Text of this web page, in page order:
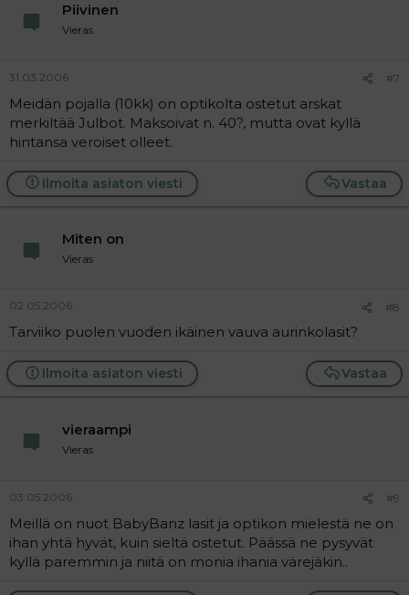
Piivinen
Vieras
31.03.2006 #7
Meidän pojalla (10kk) on optikolta ostetut arskat
merkiltää Julbot. Maksoivat n. 40?, mutta ovat kyllä
hintansa veroiset olleet.
Vastaa
Ilmoita asiaton viesti
Miten on
Vieras
02.05.2006 #8
Tarviiko puolen vuoden ikäinen vauva aurinkolasit?
Vastaa
Ilmoita asiaton viesti
vieraampi
Vieras
03.05.2006 #9
Meillä on nuot BabyBanz lasit ja optikon mielestä ne on
ihan yhtä hyvät, kuin sieltä ostetut. Päässä ne pysyvät
kyllä paremmin ja niitä on monia ihania värejäkin..